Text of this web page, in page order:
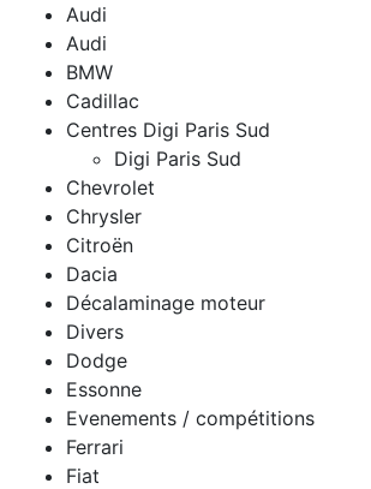
Audi
Audi
BMW
Cadillac
Centres Digi Paris Sud
Digi Paris Sud
Chevrolet
Chrysler
Citroën
Dacia
Décalaminage moteur
Divers
Dodge
Essonne
Evenements / compétitions
Ferrari
Fiat